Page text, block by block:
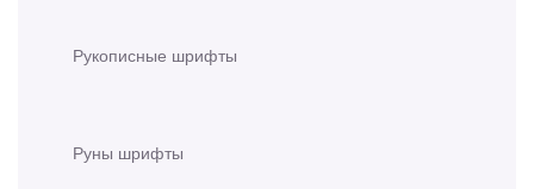
Рукописные шрифты
Руны шрифты